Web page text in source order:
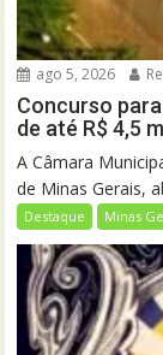
ago 5, 2026
Concurso
de até R$ 4,5
A Câmara
de Minas Gerais,
Destaque Minas